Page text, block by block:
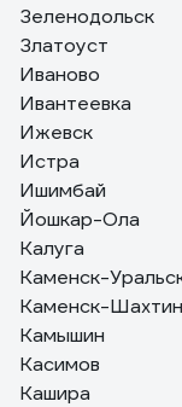
Зеленодольск
Златоуст
Иваново
Ивантеевка
Ижевск
Истра
Ишимбай
Йошкар-Ола
Калуга
Каменск-
Каменск-
Камышин
Касимов
Кашира